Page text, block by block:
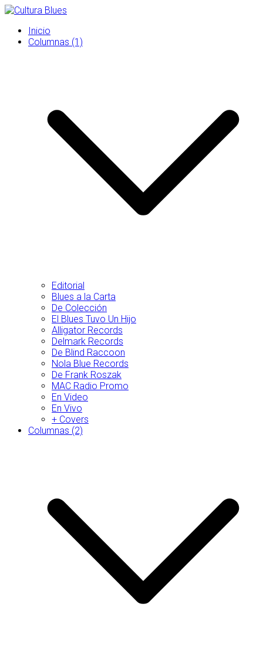
Saltar
contenido
Inicio
Columnas (1)
Editorial
Blues a la Carta
De Colección
El Blues Tuvo Un Hijo
Alligator Records
Delmark Records
De Blind Raccoon
Nola Blue Records
De Frank Roszak
MAC Radio Promo
En Video
En Vivo
+ Covers
Columnas (2)